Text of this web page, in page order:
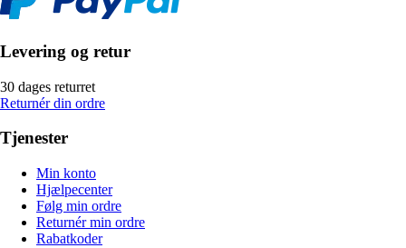
Levering og retur
30 dages returret
Returnér din ordre
Tjenester
Min konto
Hjælpecenter
Følg min ordre
Returnér min ordre
Rabatkoder